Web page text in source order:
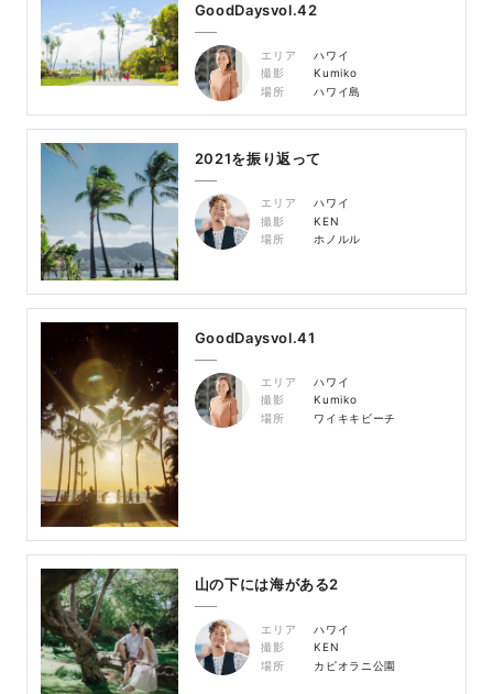
GoodDaysvol.42
エリア
ハワイ
撮影
Kumiko
場所
ハワイ島
2021を振り返って
エリア
ハワイ
撮影
KEN
場所
ホノルル
GoodDaysvol.41
エリア
ハワイ
撮影
Kumiko
場所
ワイキキビーチ
山の下には海がある2
エリア
ハワイ
撮影
KEN
場所
カピオラニ公園